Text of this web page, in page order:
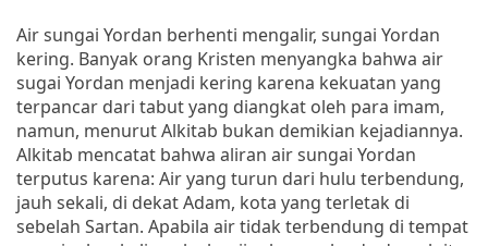
Air sungai Yordan berhenti mengalir, sungai Yordan
kering. Banyak orang Kristen menyangka bahwa air
sugai Yordan menjadi kering karena kekuatan yang
terpancar dari tabut yang diangkat oleh para imam,
namun, menurut Alkitab bukan demikian kejadiannya.
Alkitab mencatat bahwa aliran air sungai Yordan
terputus karena: Air yang turun dari hulu terbendung,
jauh sekali, di dekat Adam, kota yang terletak di
sebelah Sartan. Apabila air tidak terbendung di tempat